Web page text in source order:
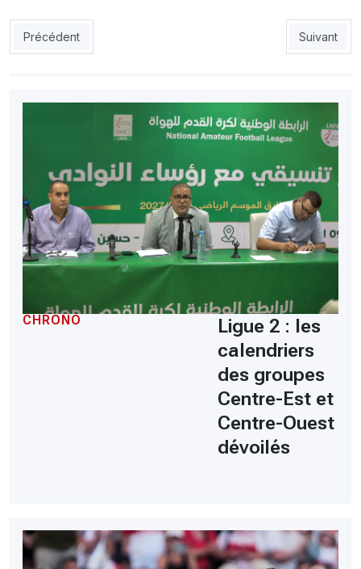
Article précédent : Roumanie : Slimani résilie son contrat avec
Précédent Article
Suivant
CHRONO
Ligue 2 : les
calendriers
des groupes
Centre-Est et
Centre-Ouest
dévoilés